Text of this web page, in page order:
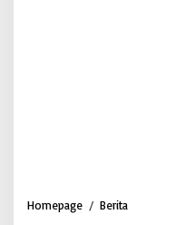
Homepage / Berita